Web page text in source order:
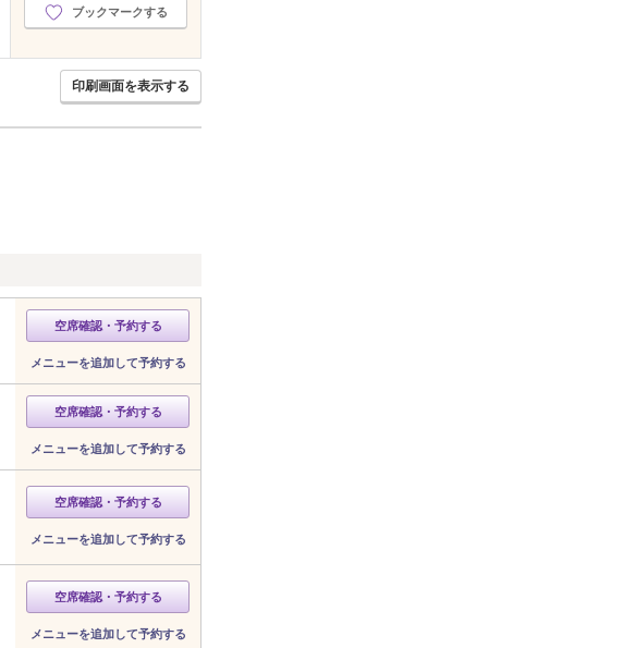
ブックマークする
印刷画面を表示する
空席確認・予約する
メニューを追加して予約する
空席確認・予約する
メニューを追加して予約する
空席確認・予約する
メニューを追加して予約する
空席確認・予約する
メニューを追加して予約する